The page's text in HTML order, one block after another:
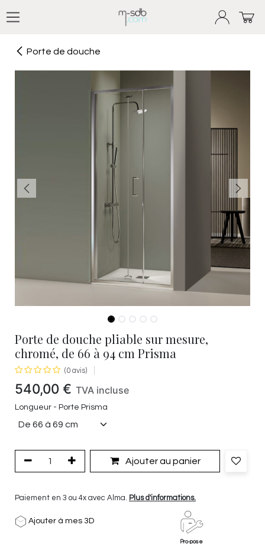
Porte de douche
Porte de douche pliable sur mesure,
chromé, de 66 à 94 cm Prisma
(0 avis)
540,00 € TVA incluse
Longueur - Porte Prisma
Ajouter au panier
Paiement en 3 ou 4x avec Alma. Plus d'informations.
Ajouter à mes 3D
Pro-pose